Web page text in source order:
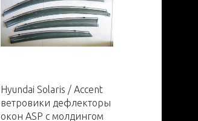
Hyundai Solaris / Accent
ветровики дефлекторы
окон ASP с молдингом